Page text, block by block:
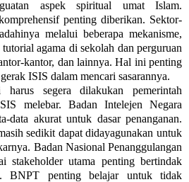
aspek spiritual umat Islam.
penting diberikan. Sektor-
melalui beberapa mekanisme,
agama di sekolah dan perguruan
kantor, dan lainnya. Hal ini penting
ISIS dalam mencari sasarannya.
harus segera dilakukan pemerintah
melebar. Badan Intelejen Negara
data akurat untuk dasar penanganan.
sedikit dapat didayagunakan untuk
Badan Nasional Penanggulangan
stakeholder utama penting bertindak
BNPT penting belajar untuk tidak